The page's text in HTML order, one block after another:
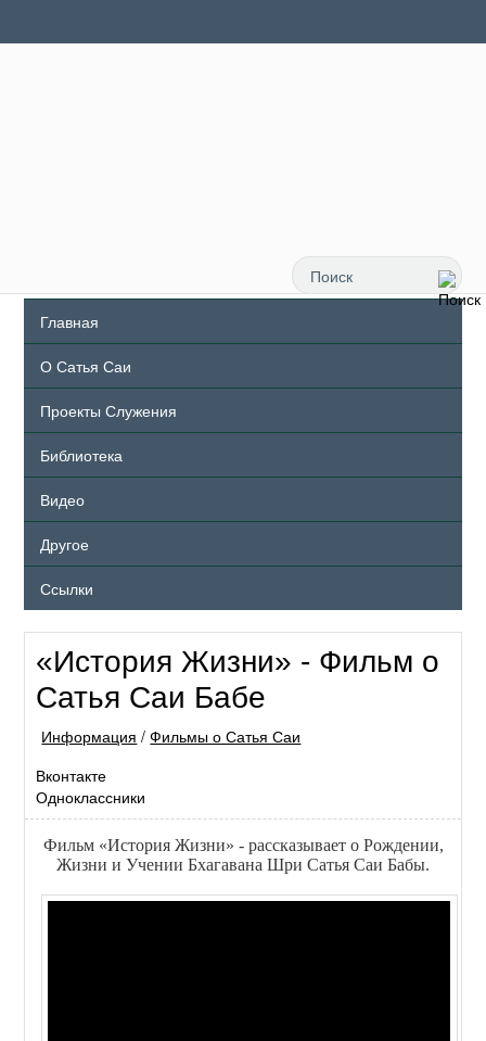
Главная
О Сатья Саи
Проекты Служения
Библиотека
Видео
Другое
Ссылки
«История Жизни» - Фильм о
Сатья Саи Бабе
Информация /Фильмы о Сатья Саи
Вконтакте
Одноклассники
Фильм «История Жизни» - рассказывает о Рождении,
Жизни и Учении Бхагавана Шри Сатья Саи Бабы.